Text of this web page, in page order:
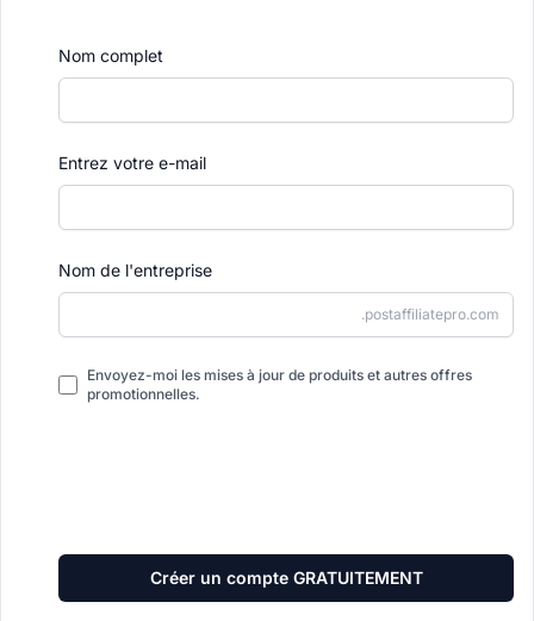
Nom complet
Entrez votre e-mail
Nom de l'entreprise
.postaffiliatepro.com
Envoyez-moi les mises à jour de produits et autres offres
promotionnelles.
Créer un compte GRATUITEMENT